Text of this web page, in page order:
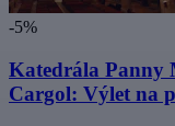
-5%
Katedrála Panny
Cargol: Výlet na